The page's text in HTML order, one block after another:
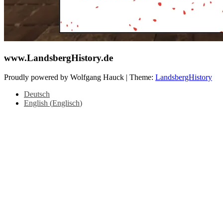
www.LandsbergHistory.de
Proudly powered by Wolfgang Hauck | Theme: LandsbergHistory
Deutsch
English (Englisch)